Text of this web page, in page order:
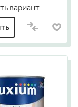
вариант